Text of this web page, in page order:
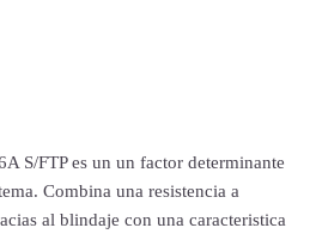
S/FTP es un un factor determinante
Combina una resistencia a
al blindaje con una caracteristica